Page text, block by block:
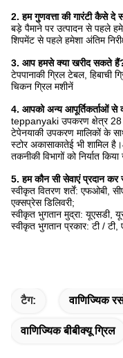
2. हम गुणवत्ता की गारंटी कैसे दे
बड़े पैमाने पर उत्पादन से पहले
शिपमेंट से पहले हमेशा अंतिम
3. आप हमसे क्या खरीद सकते
टेपपानाकी ग्रिल टेबल, हिबाची
चिकन ग्रिल मशीनें
4. आपको अन्य आपूर्तिकर्ताओं से
teppanyaki उपकरण क्षेत्र
टेपेनयाकी उपकरण मालिकों के
स्टोर अकासाकातेई भी शामिल
तकनीकी विभागों को निर्यात
5. हम कौन सी सेवाएं प्रदान
स्वीकृत वितरण शर्तें: एफओबी,
एक्सप्रेस डिलिवरी;
स्वीकृत भुगतान मुद्रा: यूएसडी,
स्वीकृत भुगतान प्रकार: टी / टी,
टैग: वाणिज्यिक
वाणिज्यिक बीबीक्यू ग्रिल